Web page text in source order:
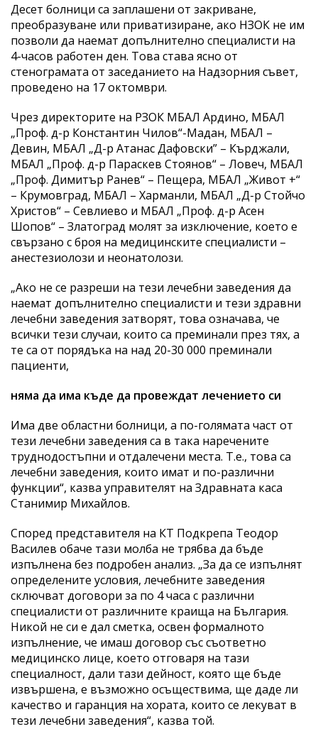
Десет болници са заплашени от закриване,
преобразуване или приватизиране, ако НЗОК не им
позволи да наемат допълнително специалисти на
4-часов работен ден. Това става ясно от
стенограмата от заседанието на Надзорния съвет,
проведено на 17 октомври.
Чрез директорите на РЗОК МБАЛ Ардино, МБАЛ
„Проф. д-р Константин Чилов“-Мадан, МБАЛ –
Девин, МБАЛ „Д-р Атанас Дафовски” – Кърджали,
МБАЛ „Проф. д-р Параскев Стоянов“ – Ловеч, МБАЛ
„Проф. Димитър Ранев“ – Пещера, МБАЛ „Живот +“
– Крумовград, МБАЛ – Харманли, МБАЛ „Д-р Стойчо
Христов“ – Севлиево и МБАЛ „Проф. д-р Асен
Шопов“ – Златоград молят за изключение, което е
свързано с броя на медицинските специалисти –
анестезиолози и неонатолози.
„Ако не се разреши на тези лечебни заведения да
наемат допълнително специалисти и тези здравни
лечебни заведения затворят, това означава, че
всички тези случаи, които са преминали през тях, а
те са от порядъка на над 20-30 000 преминали
пациенти,
няма да има къде да провеждат лечението си
Има две областни болници, а по-голямата част от
тези лечебни заведения са в така наречените
труднодостъпни и отдалечени места. Т.е., това са
лечебни заведения, които имат и по-различни
функции“, казва управителят на Здравната каса
Станимир Михайлов.
Според представителя на КТ Подкрепа Теодор
Василев обаче тази молба не трябва да бъде
изпълнена без подробен анализ. „За да се изпълнят
определените условия, лечебните заведения
сключват договори за по 4 часа с различни
специалисти от различните краища на България.
Никой не си е дал сметка, освен формалното
изпълнение, че имаш договор със съответно
медицинско лице, което отговаря на тази
специалност, дали тази дейност, която ще бъде
извършена, е възможно осъществима, ще даде ли
качество и гаранция на хората, които се лекуват в
тези лечебни заведения“, казва той.